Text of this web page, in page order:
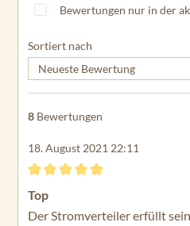
Bewertungen nur in der
Sortiert nach
8 Bewertungen
18. August 2021 22:11
Bewertung mit 5 von 5 Sternen
Top
Der Stromverteiler erfüllt